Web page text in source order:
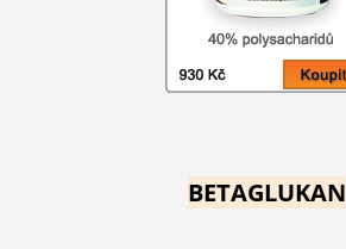
BETAGLUKAN